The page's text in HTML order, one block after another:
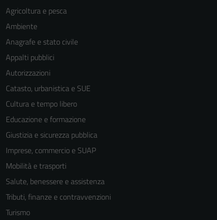
Agricoltura e pesca
Ambiente
Anagrafe e stato civile
Appalti pubblici
Autorizzazioni
Catasto, urbanistica e SUE
Cultura e tempo libero
Educazione e formazione
Giustizia e sicurezza pubblica
Imprese, commercio e SUAP
Mobilità e trasporti
Salute, benessere e assistenza
Tributi, finanze e contravvenzioni
Turismo